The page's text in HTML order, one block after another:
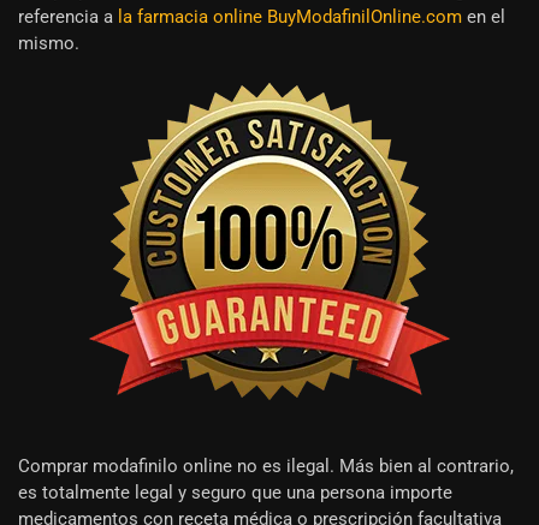
referencia a la farmacia online BuyModafinilOnline.com en el
mismo.
Comprar modafinilo online no es ilegal. Más bien al contrario,
es totalmente legal y seguro que una persona importe
medicamentos con receta médica o prescripción facultativa